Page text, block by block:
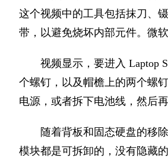
这个视频中的工具包括抹刀、
带，以避免烧坏内部元件。微
视频显示，要进入 Laptop
个螺钉，以及帽檐上的两个螺
电源，或者拆下电池线，然后再
随着背板和固态硬盘的移
模块都是可拆卸的，没有隐藏